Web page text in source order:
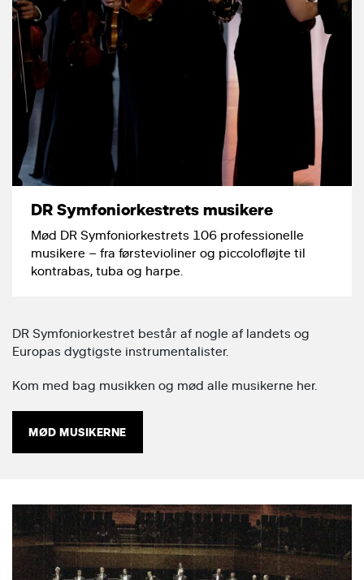
DR Symfoniorkestrets musikere
Mød DR Symfoniorkestrets 106 professionelle
musikere – fra førstevioliner og piccolofløjte til
kontrabas, tuba og harpe.
DR Symfoniorkestret består af nogle af landets og
Europas dygtigste instrumentalister.
Kom med bag musikken og mød alle musikerne her.
MØD MUSIKERNE